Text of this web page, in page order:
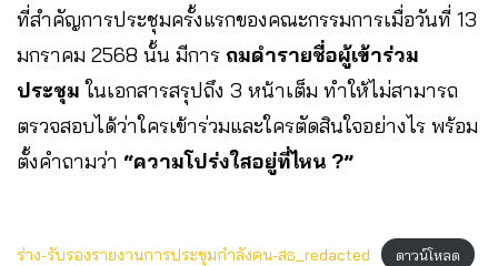
ที่สำคัญการประชุมครั้งแรกของคณะกรรมการเมื่อวันที่ 13
มกราคม 2568 นั้น มีการ ถมดำรายชื่อผู้เข้าร่วม
ประชุม ในเอกสารสรุปถึง 3 หน้าเต็ม ทำให้ไม่สามารถ
ตรวจสอบได้ว่าใครเข้าร่วมและใครตัดสินใจอย่างไร พร้อม
ตั้งคำถามว่า “ความโปร่งใสอยู่ที่ไหน ?”
ร่าง-รับรองรายงานการประชุมกำลังคน-สธ_redacted ดาวน์โหลด